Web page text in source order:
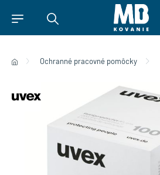
Ochranné pracovné pomôcky